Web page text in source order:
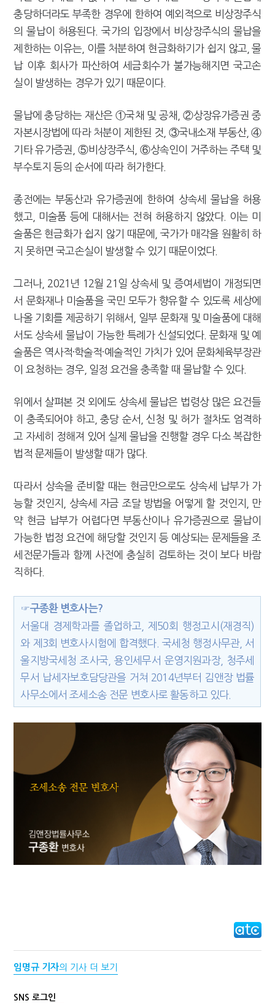
충당하더라도 부족한 경우에 한하여 예외적으로 비상장주식
의 물납이 허용된다. 국가의 입장에서 비상장주식의 물납을
제한하는 이유는, 이를 처분하여 현금화하기가 쉽지 않고, 물
납 이후 회사가 파산하여 세금회수가 불가능해지면 국고손
실이 발생하는 경우가 있기 때문이다.
물납에 충당하는 재산은 ①국채 및 공채, ②상장유가증권 중
자본시장법에 따라 처분이 제한된 것, ③국내소재 부동산, ④
기타 유가증권, ⑤비상장주식, ⑥상속인이 거주하는 주택 및
부수토지 등의 순서에 따라 허가한다.
종전에는 부동산과 유가증권에 한하여 상속세 물납을 허용
했고, 미술품 등에 대해서는 전혀 허용하지 않았다. 이는 미
술품은 현금화가 쉽지 않기 때문에, 국가가 매각을 원활히 하
지 못하면 국고손실이 발생할 수 있기 때문이었다.
그러나, 2021년 12월 21일 상속세 및 증여세법이 개정되면
서 문화재나 미술품을 국민 모두가 향유할 수 있도록 세상에
나올 기회를 제공하기 위해서, 일부 문화재 및 미술품에 대해
서도 상속세 물납이 가능한 특례가 신설되었다. 문화재 및 예
술품은 역사적·학술적·예술적인 가치가 있어 문화체육부장관
이 요청하는 경우, 일정 요건을 충족할 때 물납할 수 있다.
위에서 살펴본 것 외에도 상속세 물납은 법령상 많은 요건들
이 충족되어야 하고, 충당 순서, 신청 및 허가 절차도 엄격하
고 자세히 정해져 있어 실제 물납을 진행할 경우 다소 복잡한
법적 문제들이 발생할 때가 많다.
따라서 상속을 준비할 때는 현금만으로도 상속세 납부가 가
능할 것인지, 상속세 자금 조달 방법을 어떻게 할 것인지, 만
약 현금 납부가 어렵다면 부동산이나 유가증권으로 물납이
가능한 법정 요건에 해당할 것인지 등 예상되는 문제들을 조
세전문가들과 함께 사전에 충실히 검토하는 것이 보다 바람
직하다.
☞구종환 변호사는?
서울대 경제학과를 졸업하고, 제50회 행정고시(재경직)
와 제3회 변호사시험에 합격했다. 국세청 행정사무관, 서
울지방국세청 조사국, 용인세무서 운영지원과장, 청주세
무서 납세자보호담당관을 거쳐 2014년부터 김앤장 법률
사무소에서 조세소송 전문 변호사로 활동하고 있다.
임명규 기자의 기사 더 보기
SNS 로그인